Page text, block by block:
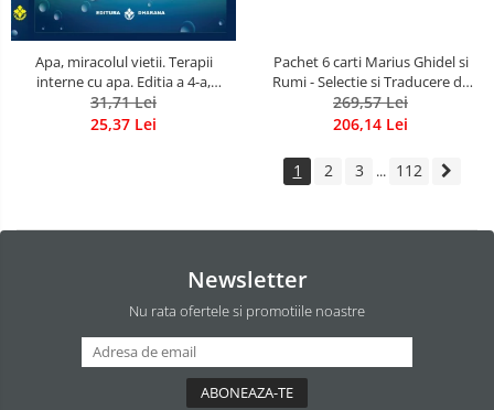
Apa, miracolul vietii. Terapii
interne cu apa. Editia a 4-a,
revizuita si adaugita.
31,71 Lei
25,37 Lei
Pachet 6 carti Marius Ghidel si
Rumi - Selectie si Traducere de
Marius Ghidel
269,57 Lei
206,14 Lei
1 2 3 ... 112
Newsletter
Nu rata ofertele si promotiile noastre